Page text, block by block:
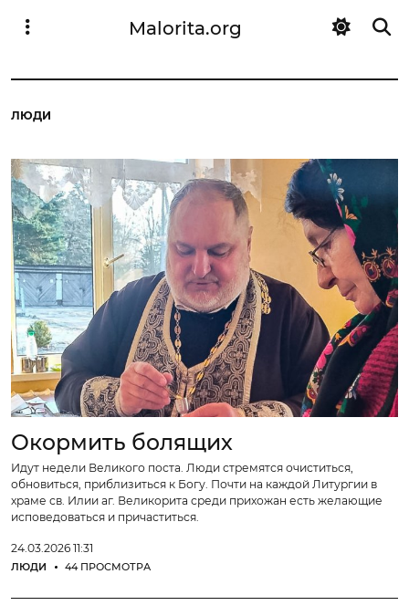
Malorita.org
ЛЮДИ
Окормить болящих
Идут недели Великого поста. Люди стремятся очиститься,
обновиться, приблизиться к Богу. Почти на каждой Литургии в
храме св. Илии аг. Великорита среди прихожан есть желающие
исповедоваться и причаститься.
24.03.2026 11:31
ЛЮДИ 44 ПРОСМОТРА